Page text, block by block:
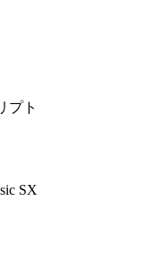
プト
SX